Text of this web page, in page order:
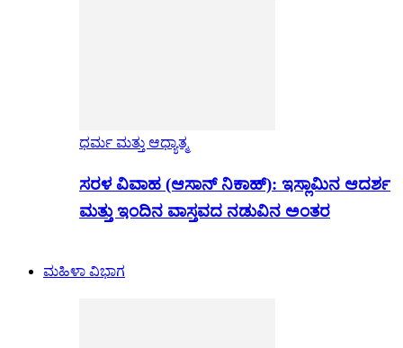
ಧರ್ಮ ಮತ್ತು ಆಧ್ಯಾತ್ಮ
ಸರಳ ವಿವಾಹ (ಆಸಾನ್ ನಿಕಾಹ್): ಇಸ್ಲಾಮಿನ ಆದರ್ಶ
ಮತ್ತು ಇಂದಿನ ವಾಸ್ತವದ ನಡುವಿನ ಅಂತರ
ಮಹಿಳಾ ವಿಭಾಗ